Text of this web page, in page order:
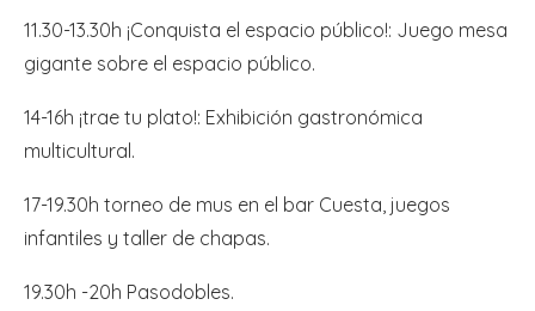
11.30-13.30h ¡Conquista el espacio público!: Juego mesa
gigante sobre el espacio público.
14-16h ¡trae tu plato!: Exhibición gastronómica
multicultural.
17-19.30h torneo de mus en el bar Cuesta, juegos
infantiles y taller de chapas.
19.30h -20h Pasodobles.